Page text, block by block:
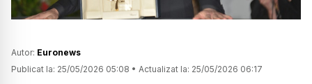
Autor: Euronews
Publicat la: 25/05/2026 05:08 • Actualizat la: 25/05/2026 06:17